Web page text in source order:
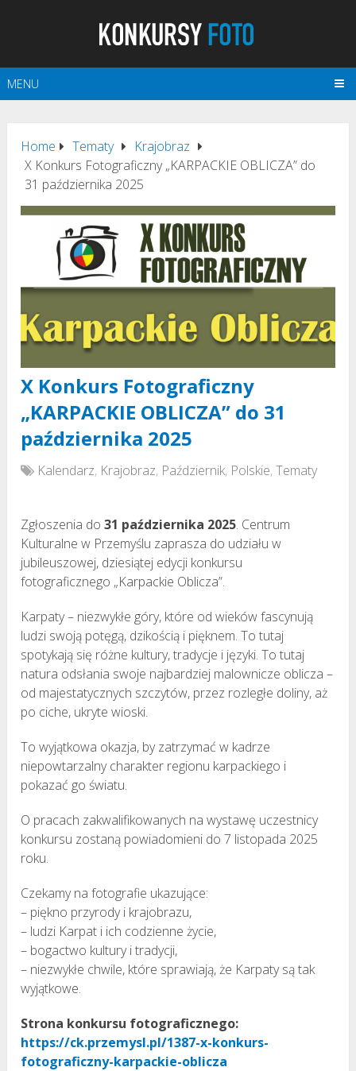
MENU
Home Tematy
Krajobraz
X Konkurs Fotograficzny „KARPACKIE OBLICZA” do
31 października 2025
X Konkurs Fotograficzny
„KARPACKIE OBLICZA” do 31
października 2025
Kalendarz, Krajobraz, Październik, Polskie,Tematy
Zgłoszenia do31 października 2025. Centrum
Kulturalne w Przemyślu zaprasza do udziału w
jubileuszowej, dziesiątej edycji konkursu
fotograficznego „Karpackie Oblicza”.
Karpaty – niezwykłe góry, które od wieków fascynują
ludzi swoją potęgą, dzikością i pięknem. To tutaj
spotykają się różne kultury, tradycje i języki. To tutaj
natura odsłania swoje najbardziej malownicze oblicza –
od majestatycznych szczytów, przez rozległe doliny, aż
po ciche, ukryte wioski.
To wyjątkowa okazja, by zatrzymać w kadrze
niepowtarzalny charakter regionu karpackiego i
pokazać go światu.
O pracach zakwalifikowanych na wystawę uczestnicy
konkursu zostaną powiadomieni do 7 listopada 2025
roku.
Czekamy na fotografie ukazujące:
– piękno przyrody i krajobrazu,
– ludzi Karpat i ich codzienne życie,
– bogactwo kultury i tradycji,
– niezwykłe chwile, które sprawiają, że Karpaty są tak
wyjątkowe.
Strona konkursu fotograficznego:
https://ck.przemysl.pl/1387-x-konkurs-
fotograficzny-karpackie-oblicza